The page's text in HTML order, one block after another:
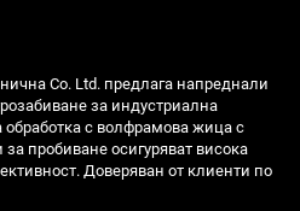
Co. Ltd. предлага напреднали
за индустриална
с волфрамова жица с
пробиване осигуряват висока
Доверяван от клиенти по